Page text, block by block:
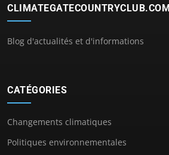
CLIMATEGATECOUNTRYCLUB.COM
Blog d'actualités et d'informations
CATÉGORIES
Changements climatiques
Politiques environnementales